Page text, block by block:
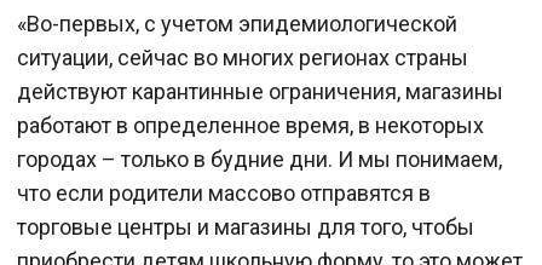
«Во-первых, с учетом эпидемиологической
ситуации, сейчас во многих регионах страны
действуют карантинные ограничения, магазины
работают в определенное время, в некоторых
городах – только в будние дни. И мы понимаем,
что если родители массово отправятся в
торговые центры и магазины для того, чтобы